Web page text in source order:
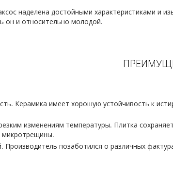
наделена достойными характеристиками и
он и относительно молодой.
Керамика имеет хорошую устойчивость к
изменениям температуры. Плитка
позаботился о различных